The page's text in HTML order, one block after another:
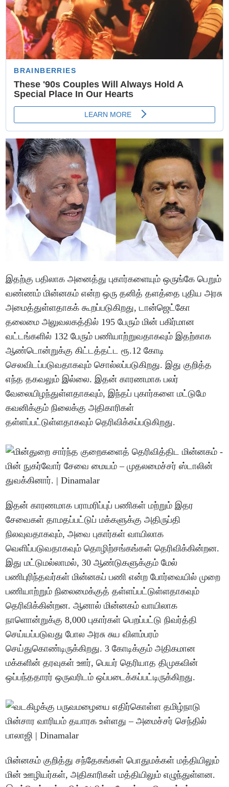
இதற்கு பதிலாக அனைத்து புகார்களையும் ஒருங்கே பெறும்
வண்ணம் மின்னகம் என்ற ஒரு தனித் தளத்தை புதிய அரசு
அமைத்துள்ளதாகக் கூறப்படுகிறது, டான்ஜெட்கோ
தலைமை அலுவலகத்தில் 195 பேரும் மின் பகிர்மான
வட்டங்களில் 132 பேரும் பணியாற்றுவதாகவும் இதற்காக
ஆண்டொன்றுக்கு கிட்டத்தட்ட ரூ.12 கோடி
செலவிடப்படுவதாகவும் சொல்லப்படுகிறது. இது குறித்த
எந்த தகவலும் இல்லை. இதன் காரணமாக பலர்
வேலையிழந்துள்ளதாகவும், இந்தப் புகார்களை மட்டுமே
கவனிக்கும் நிலைக்கு அதிகாரிகள்
தள்ளப்பட்டுள்ளதாகவும் தெரிவிக்கப்படுகிறது.
இதன் காரணமாக பராமரிப்புப் பணிகள் மற்றும் இதர
சேவைகள் தாமதப்பட்டுப் மக்களுக்கு அதிருப்தி
நிலவுவதாகவும், அவை புகார்கள் வாயிலாக
வெளிப்படுவதாகவும் தொழிற்சங்கங்கள் தெரிவிக்கின்றன.
இது மட்டுமல்லாமல், 30 ஆண்டுகளுக்கும் மேல்
பணிபுரிந்தவர்கள் மின்னகப் பணி என்ற போர்வையில் முறை
பணியாற்றும் நிலைமைக்குத் தள்ளப்பட்டுள்ளதாகவும்
தெரிவிக்கின்றன. ஆனால் மின்னகம் வாயிலாக
நாளொன்றுக்கு 8,000 புகார்கள் பெறப்பட்டு நிவர்த்தி
செய்யப்படுவது போல அரசு சுய விளம்பரம்
செய்துகொண்டிருக்கிறது. 3 கோடிக்கும் அதிகமான
மக்களின் தரவுகள் ஊர், பெயர் தெரியாத திமுகவின்
ஒப்பந்ததாரர் ஒருவரிடம் ஒப்படைக்கப்பட்டிருக்கிறது.
மின்னகம் குறித்து சந்தேகங்கள் பொதுமக்கள் மத்தியிலும்
மின் ஊழியர்கள், அதிகாரிகள் மத்தியிலும் எழுந்துள்ளன.